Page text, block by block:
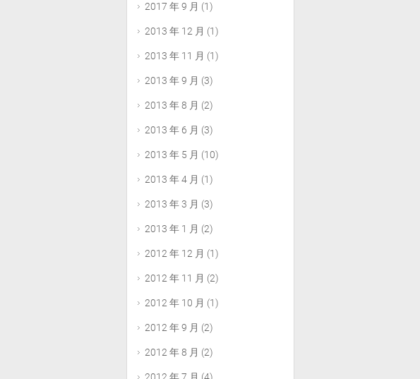
2017 年 9 月 (1)
2013 年 12 月 (1)
2013 年 11 月 (1)
2013 年 9 月 (3)
2013 年 8 月 (2)
2013 年 6 月 (3)
2013 年 5 月 (10)
2013 年 4 月 (1)
2013 年 3 月 (3)
2013 年 1 月 (2)
2012 年 12 月 (1)
2012 年 11 月 (2)
2012 年 10 月 (1)
2012 年 9 月 (2)
2012 年 8 月 (2)